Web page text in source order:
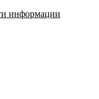
информации